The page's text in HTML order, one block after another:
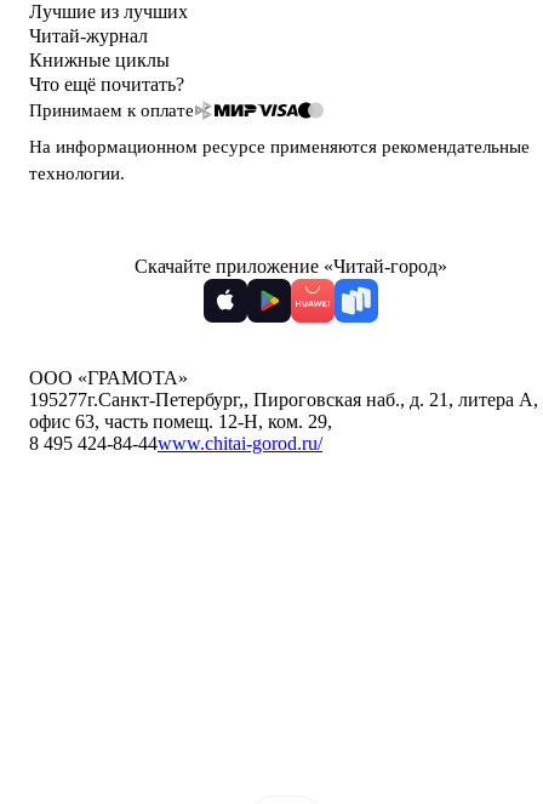
Лучшие из лучших
Читай-журнал
Книжные циклы
Что ещё почитать?
Принимаем к оплате
На информационном ресурсе применяются рекомендательные
технологии.
Скачайте приложение «Читай-город»
ООО «ГРАМОТА»
195277г.Санкт-Петербург,, Пироговская наб., д. 21, литера А,
офис 63, часть помещ. 12-Н, ком. 29,
8 495 424-84-44www.chitai-gorod.ru/